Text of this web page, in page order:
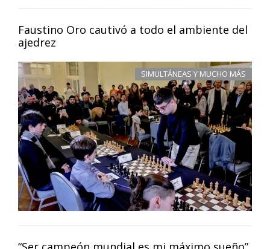
Faustino Oro cautivó a todo el ambiente del
ajedrez
SIMULTÁNEAS Y MUCHO MÁS